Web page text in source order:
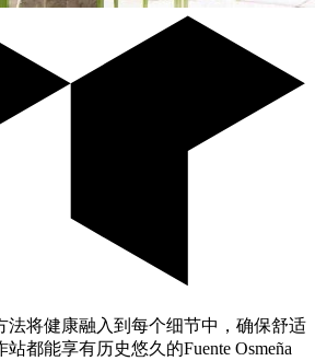
法将健康融入到每个细节中，确保舒适
都能享有历史悠久的Fuente Osmeña